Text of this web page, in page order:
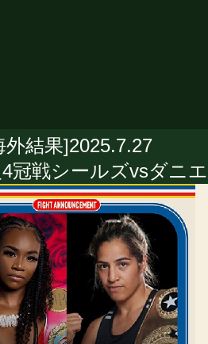
外結果]2025.7.27
冠戦シールズvsダニ